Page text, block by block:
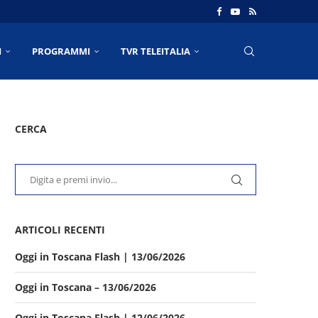
PROGRAMMI TVR TELEITALIA
CERCA
ARTICOLI RECENTI
Oggi in Toscana Flash | 13/06/2026
Oggi in Toscana – 13/06/2026